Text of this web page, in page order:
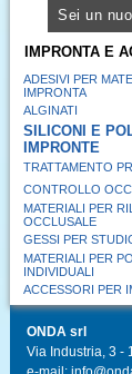
Sei un
IMPRONTA E
ADESIVI PER
IMPRONTA
ALGINATI
SILICONI E
IMPRONTE
TRATTAMENTO
CONTROLLO
MATERIALI PER
OCCLUSALE
GESSI PER
MATERIALI PER
INDIVIDUALI
ACCESSORI PER
ONDA srl
Via Industria, 3 -